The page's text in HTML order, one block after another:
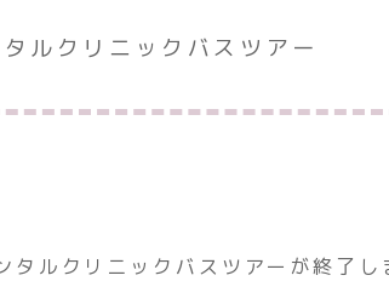
ルクリニックバスツアー
タルクリニックバスツアーが終了し